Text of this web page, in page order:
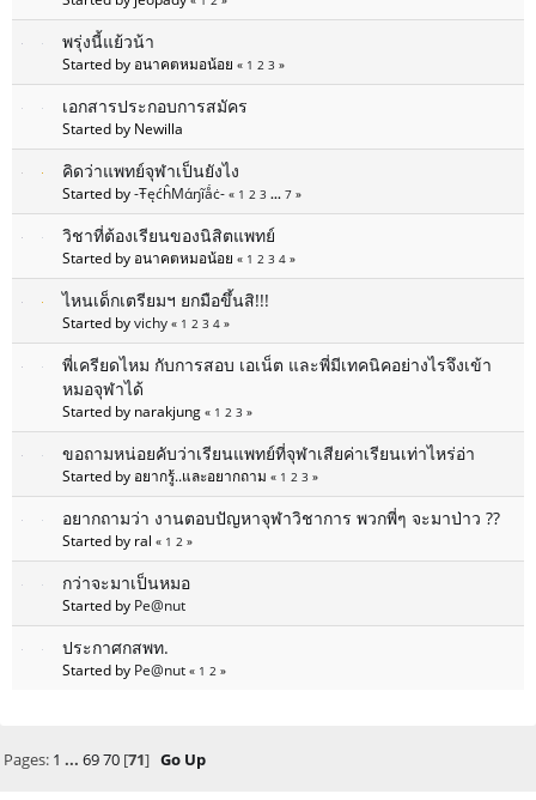
พรุ่งนี้แย้วน้า
Started by อนาคตหมอน้อย « 1 2 3 »
เอกสารประกอบการสมัคร
Started by Newilla
คิดว่าแพทย์จุฬาเป็นยังไง
Started by-ŦęćĥМάŋĩǻċ- « 1 2 3 ... 7 »
วิชาที่ต้องเรียนของนิสิตแพทย์
Started by อนาคตหมอน้อย « 1 2 3 4 »
ไหนเด็กเตรียมฯ ยกมือขึ้นสิ!!!
Started byvichy « 1 2 3 4 »
พี่เครียดไหม กับการสอบ เอเน็ต และพี่มีเทคนิคอย่างไรจึงเข้า
หมอจุฬาได้
Started by narakjung « 1 2 3 »
ขอถามหน่อยคับว่าเรียนแพทย์ที่จุฬาเสียค่าเรียนเท่าไหร่อ่า
Started by อยากรู้..และอยากถาม « 1 2 3 »
อยากถามว่า งานตอบปัญหาจุฬาวิชาการ พวกพี่ๆ จะมาป่าว ??
Started by ral « 1 2 »
กว่าจะมาเป็นหมอ
Started by Pe@nut
ประกาศกสพท.
Started by Pe@nut « 1 2 »
Pages: 1 ... 69 70[71] Go Up